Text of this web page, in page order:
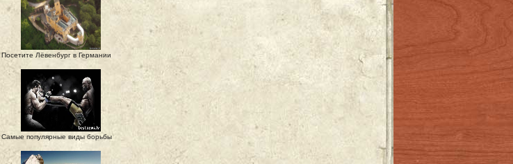
Посетите Лёвенбург в Германии
Самые популярные виды борьбы